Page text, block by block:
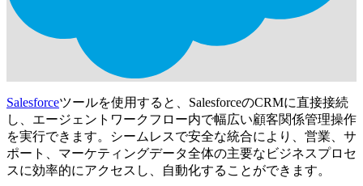
Salesforceツールを使用すると、SalesforceのCRMに直接接続
し、エージェントワークフロー内で幅広い顧客関係管理操作
を実行できます。シームレスで安全な統合により、営業、サ
ポート、マーケティングデータ全体の主要なビジネスプロセ
スに効率的にアクセスし、自動化することができます。